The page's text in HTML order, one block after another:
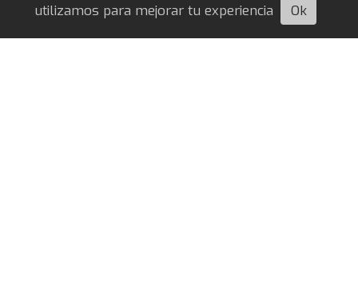
utilizamos para mejorar tu experiencia
Ok
Escuchá esta nota